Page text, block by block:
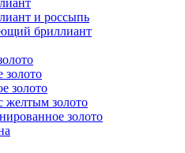
и россыпь
бриллиант
золото
золото
желтым золото
золото